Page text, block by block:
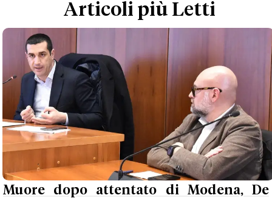
Articoli più Letti
Muore dopo attentato di Modena, De